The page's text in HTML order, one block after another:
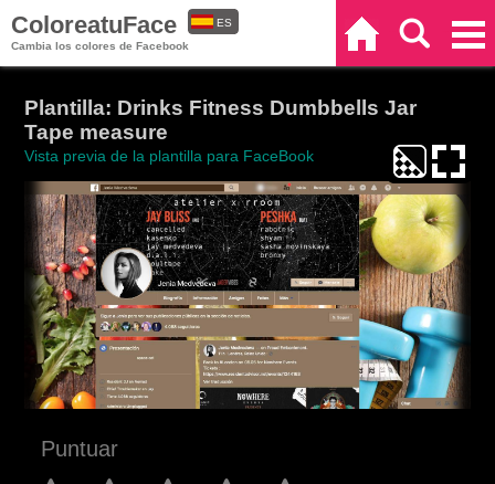
ColoreatuFace
Cambia los colores de Facebook
ES
Plantilla: Drinks Fitness Dumbbells Jar
Tape measure
Vista previa de la plantilla para FaceBook
Puntuar